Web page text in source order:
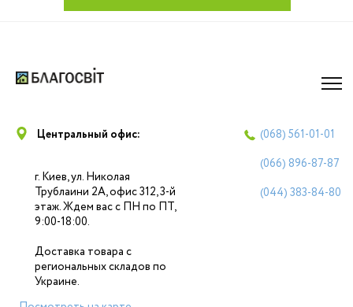
Центральный офис:
г. Киев, ул. Николая
Трублаини 2А, офис 312, 3-й
этаж. Ждем вас с ПН по ПТ,
9:00-18:00.
Доставка товара с
региональных складов по
Украине.
(068) 561-01-01
(066) 896-87-87
(044) 383-84-80